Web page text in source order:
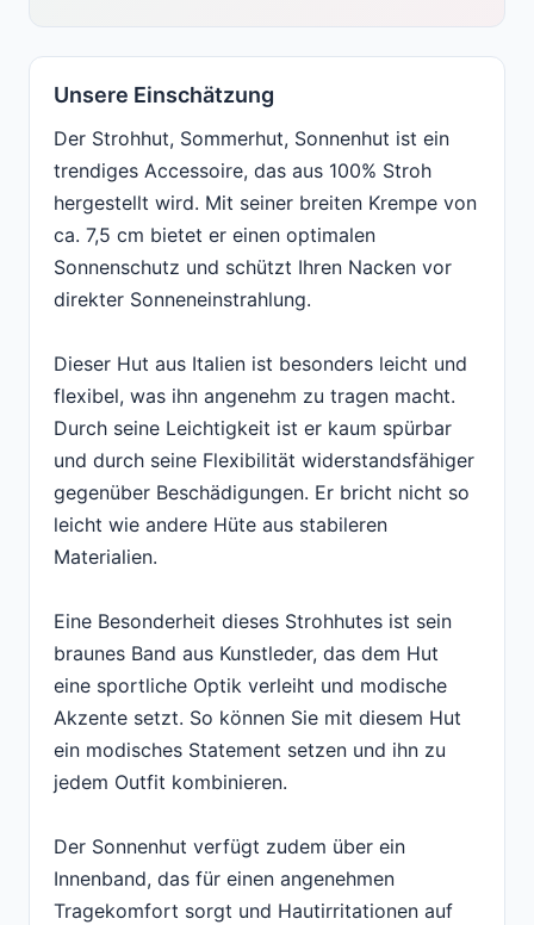
Unsere Einschätzung
Der Strohhut, Sommerhut, Sonnenhut ist ein
trendiges Accessoire, das aus 100% Stroh
hergestellt wird. Mit seiner breiten Krempe von
ca. 7,5 cm bietet er einen optimalen
Sonnenschutz und schützt Ihren Nacken vor
direkter Sonneneinstrahlung.
Dieser Hut aus Italien ist besonders leicht und
flexibel, was ihn angenehm zu tragen macht.
Durch seine Leichtigkeit ist er kaum spürbar
und durch seine Flexibilität widerstandsfähiger
gegenüber Beschädigungen. Er bricht nicht so
leicht wie andere Hüte aus stabileren
Materialien.
Eine Besonderheit dieses Strohhutes ist sein
braunes Band aus Kunstleder, das dem Hut
eine sportliche Optik verleiht und modische
Akzente setzt. So können Sie mit diesem Hut
ein modisches Statement setzen und ihn zu
jedem Outfit kombinieren.
Der Sonnenhut verfügt zudem über ein
Innenband, das für einen angenehmen
Tragekomfort sorgt und Hautirritationen auf